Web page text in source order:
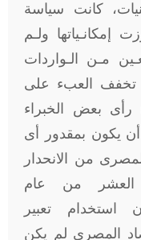
كانت سياسة
إمكانـياتها ولـم
مـن الـواردات
تخفف العبء على
المدفوعات، بل زادته.(4) رأى بعض الخبراء
أن يكون بمقدور أى
من الانحدار
العشر من عام
إن استخدام تعبير
المصرى لم يكن